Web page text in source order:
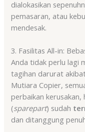
dialokasikan
pemasaran, atau
mendesak.
3. Fasilitas All-in:
Anda tidak perlu lagi
tagihan darurat
Mutiara Copier,
perbaikan
(sparepart) sudah
dan ditanggung